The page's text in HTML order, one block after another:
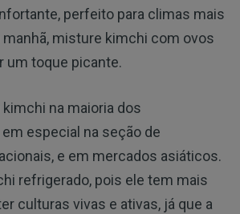
perfeito para climas mais
misture kimchi com ovos
um toque picante.
na maioria dos
especial na seção de
e em mercados asiáticos.
refrigerado, pois ele tem mais
culturas vivas e ativas, já que a